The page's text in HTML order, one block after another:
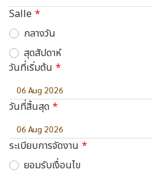
Salle
กลางวัน
สุดสัปดาห์
วันที่เริ่มต้น
วันที่สิ้นสุด
ระเบียบการจัดงาน
ยอมรับเงื่อนไข